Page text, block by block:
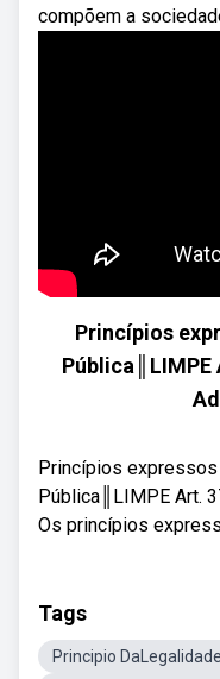
compõem a
Princípios
Princípios
Pública║LIMPE Art.
Os princípios
Tags
Principio DaLegalidade